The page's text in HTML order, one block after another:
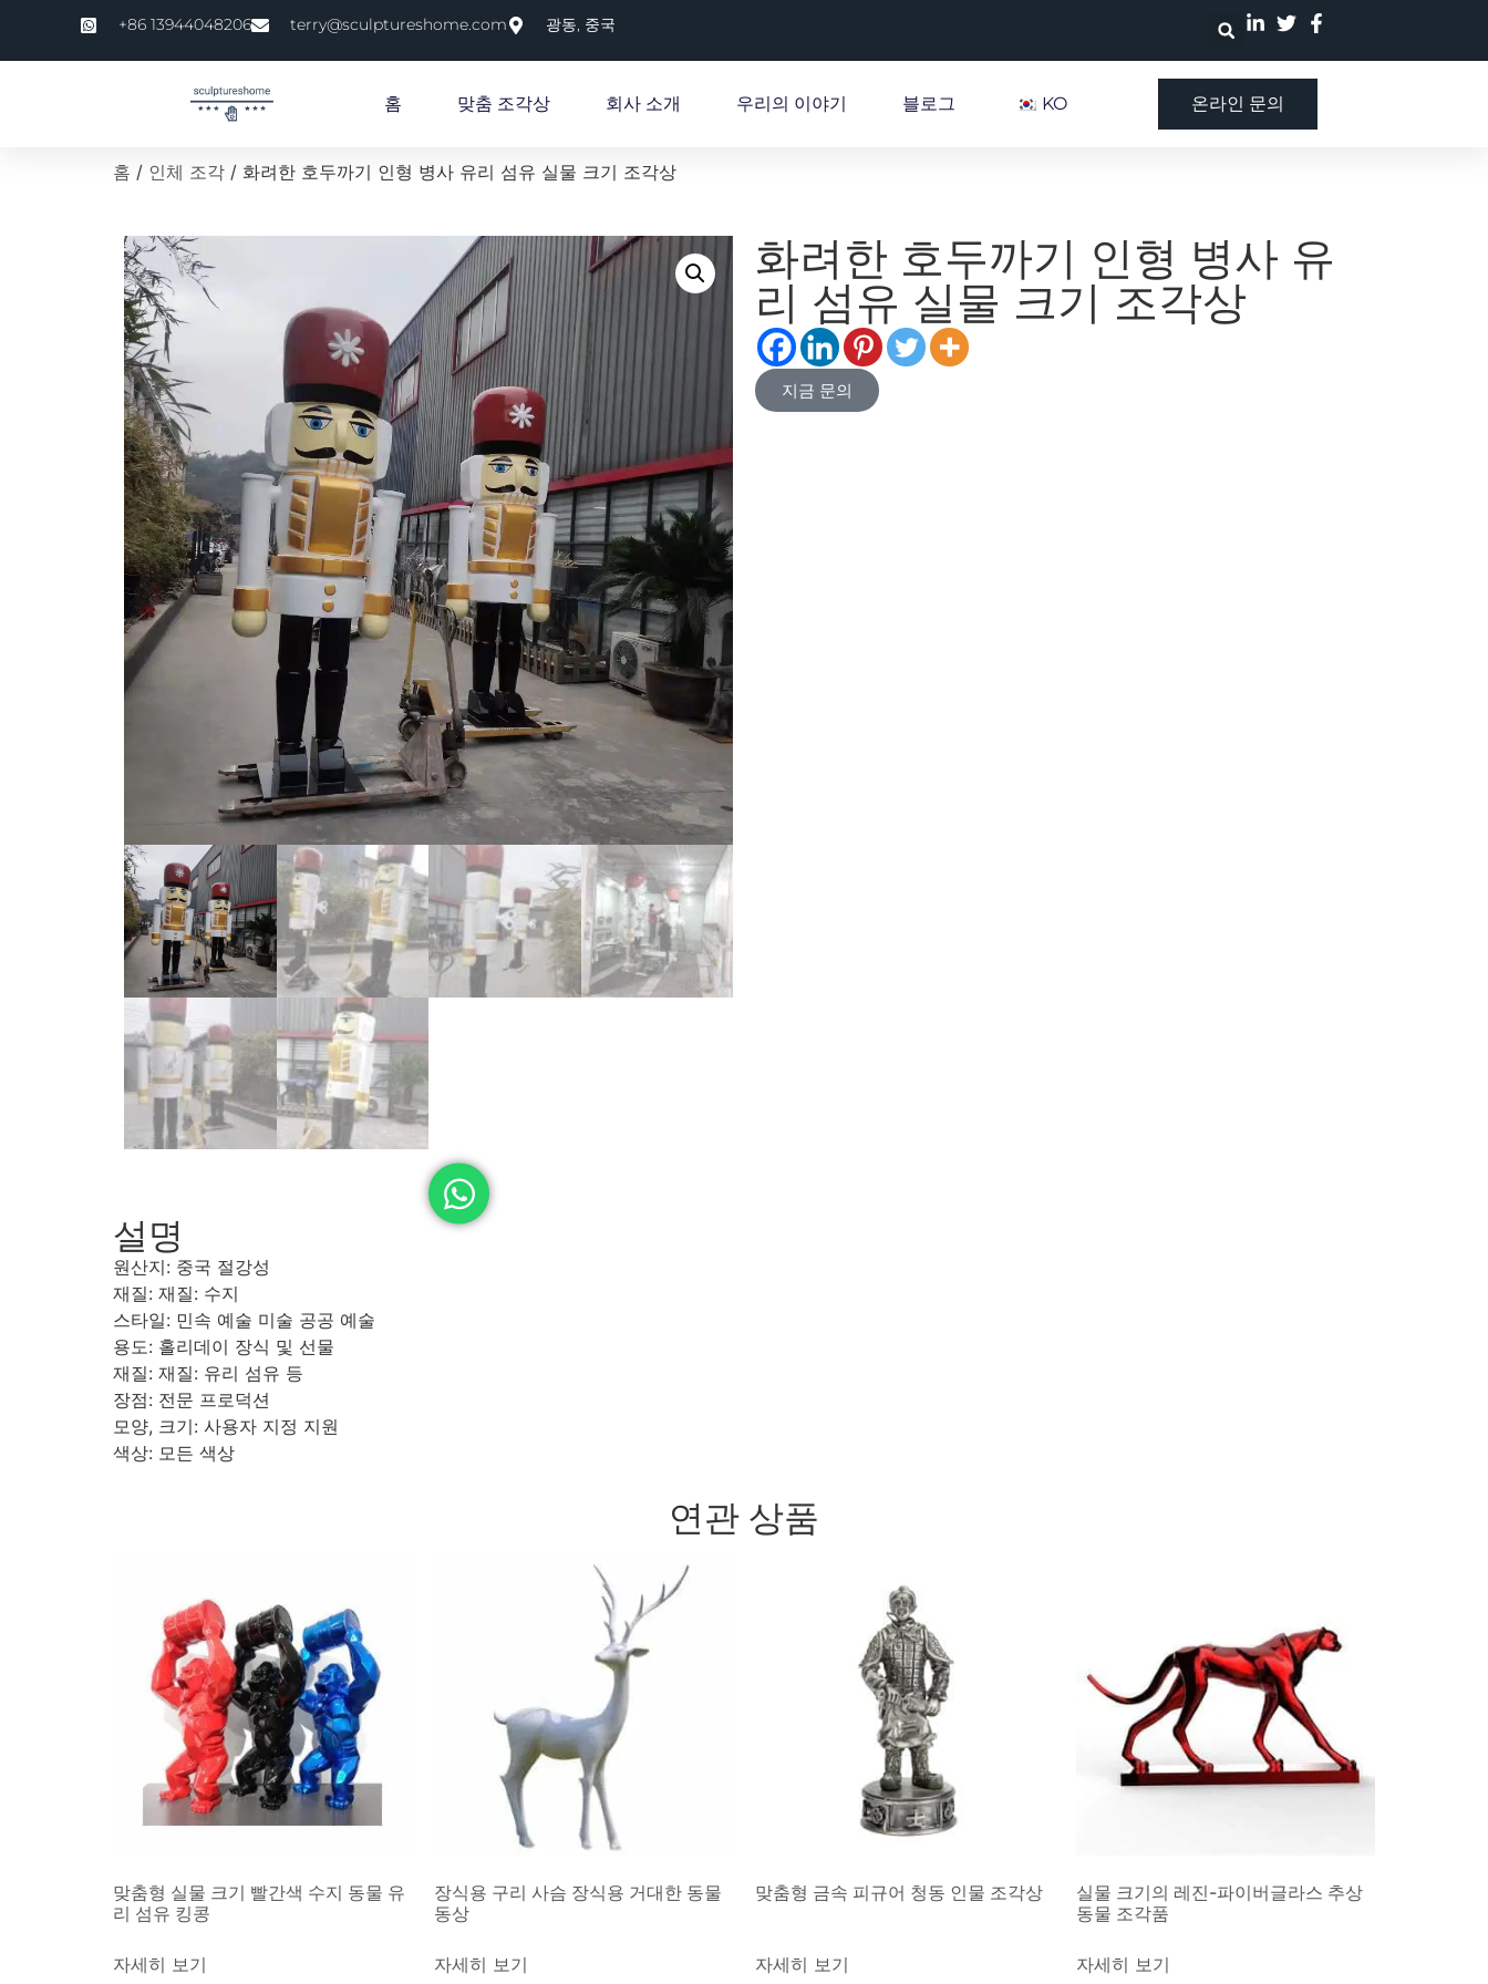
+86 13944048206 terry@sculptureshome.com 광동, 중국
홈 맞춤 조각상 회사 소개 우리의 이야기 블로그 KO 온라인 문의
홈 / 인체 조각 / 화려한 호두까기 인형 병사 유리 섬유 실물 크기 조각상
화려한 호두까기 인형 병사 유
리 섬유 실물 크기 조각상
지금 문의
설명
원산지: 중국 절강성
재질: 재질: 수지
스타일: 민속 예술 미술 공공 예술
용도: 홀리데이 장식 및 선물
재질: 재질: 유리 섬유 등
장점: 전문 프로덕션
모양, 크기: 사용자 지정 지원
색상: 모든 색상
연관 상품
맞춤형 실물 크기 빨간색 수지 동물 유
리 섬유 킹콩
자세히 보기
장식용 구리 사슴 장식용 거대한 동물
동상
자세히 보기
맞춤형 금속 피규어 청동 인물 조각상
자세히 보기
실물 크기의 레진-파이버글라스 추상
동물 조각품
자세히 보기